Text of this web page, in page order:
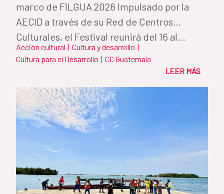
marco de FILGUA 2026 Impulsado por la
AECID a través de su Red de Centros
Culturales, el Festival reunirá del 16 al...
Acción cultural | Cultura y desarrollo |
Cultura para el Desarrollo | CC Guatemala
LEER MÁS